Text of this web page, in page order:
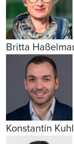
Britta
Konstantin